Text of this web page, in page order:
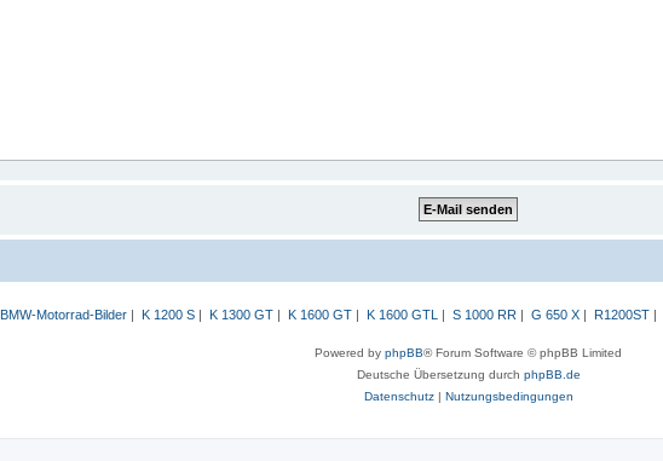
BMW-Motorrad-Bilder| K 1200 S| K 1300 GT| K 1600 GT| K 1600 GTL | S 1000 RR | G 650 X| R1200ST|
Powered by phpBB® Forum Software © phpBB Limited
Deutsche Übersetzung durch phpBB.de
Datenschutz| Nutzungsbedingungen